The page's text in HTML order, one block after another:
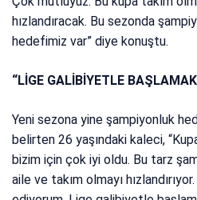
hızlandıracak. Bu sezonda
hedefimiz var” diye konuştu.
“LİGE GALİBİYETLE
Yeni sezona yine şampiyonluk
belirten 26 yaşındaki kaleci,
bizim için çok iyi oldu. Bu tarz
aile ve takım olmayı